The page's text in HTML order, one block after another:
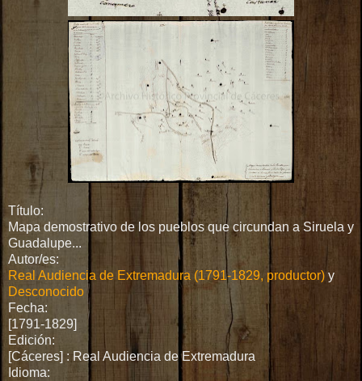
Título:
Mapa demostrativo de los pueblos que circundan a Siruela y
Guadalupe...
Autor/es:
Real Audiencia de Extremadura (1791-1829, productor) y
Desconocido
Fecha:
[1791-1829]
Edición:
[Cáceres] : Real Audiencia de Extremadura
Idioma: